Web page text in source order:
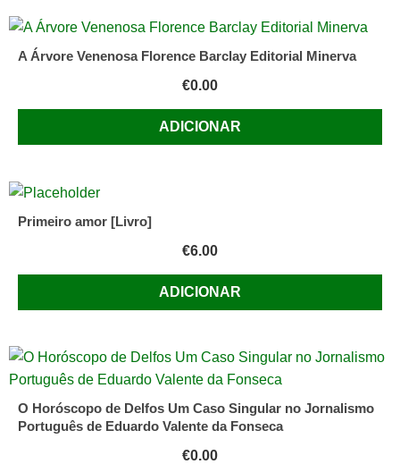
x
13.5
br.
A Árvore Venenosa Florence Barclay Editorial Minerva
€0.00
ADICIONAR
Primeiro amor [Livro]
€6.00
ADICIONAR
O Horóscopo de Delfos Um Caso Singular no Jornalismo
Português de Eduardo Valente da Fonseca
€0.00